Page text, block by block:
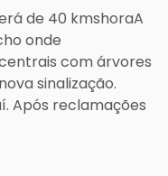
de 40 kmshoraA
onde
com árvores
sinalização.
Após reclamações